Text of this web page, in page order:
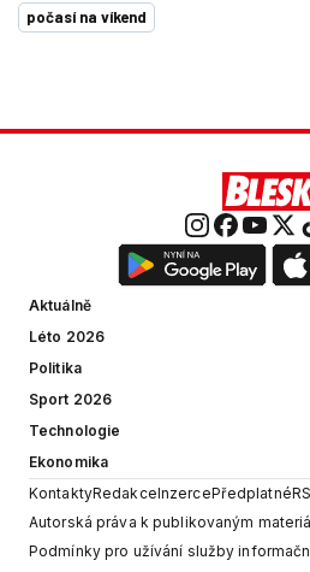
počasí na víkend
Aktuálně
Léto 2026
Politika
Sport 2026
Technologie
Ekonomika
KontaktyRedakceInzercePředplatné
Autorská práva k publikovaným
Podmínky pro užívání služby